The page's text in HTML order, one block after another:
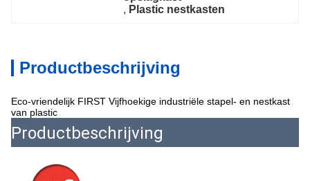
, Plastic nestkasten
Productbeschrijving
Eco-vriendelijk FIRST Vijfhoekige industriële stapel- en nestkast
van plastic
Productbeschrijving